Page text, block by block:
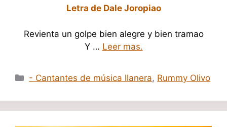
Letra de Dale Joropiao
Revienta un golpe bien alegre y bien tramao
Y … Leer mas.
Categorías
- Cantantes de música llanera, Rummy Olivo